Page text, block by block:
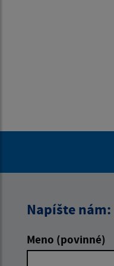
Napíšte nám:
Meno (povinné)